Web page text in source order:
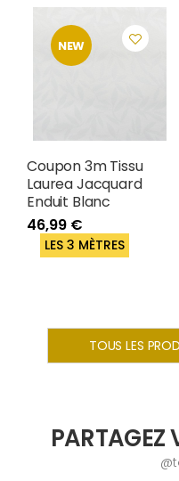
NEW
Coupon 3m Tissu
Laurea Jacquard
Enduit Blanc
46,99 €
LES 3 MÈTRES
TOUS LES
PARTAGEZ